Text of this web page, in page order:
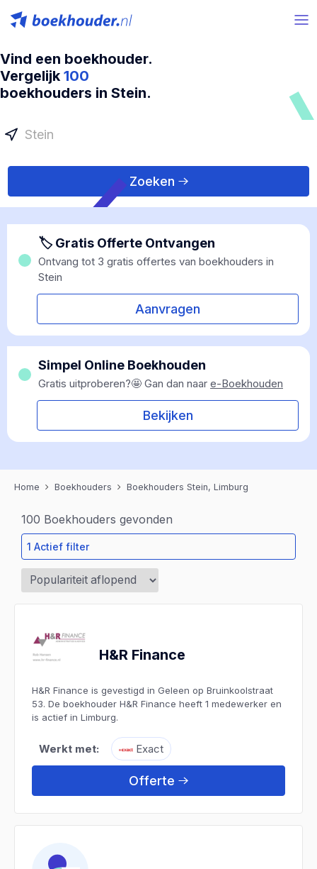
Vind een boekhouder.
Vergelijk 100
boekhouders in Stein.
Zoeken
🏷 Gratis Offerte Ontvangen
Ontvang tot 3 gratis offertes van boekhouders in
Stein
Aanvragen
Simpel Online Boekhouden
Gratis uitproberen?🤩 Gan dan naar e-Boekhouden
Bekijken
Home Boekhouders Boekhouders Stein, Limburg
100 Boekhouders gevonden
1 Actief filter
H&R Finance
H&R Finance is gevestigd in Geleen op Bruinkoolstraat
53. De boekhouder H&R Finance heeft 1 medewerker en
is actief in Limburg.
Werkt met: Exact
Offerte